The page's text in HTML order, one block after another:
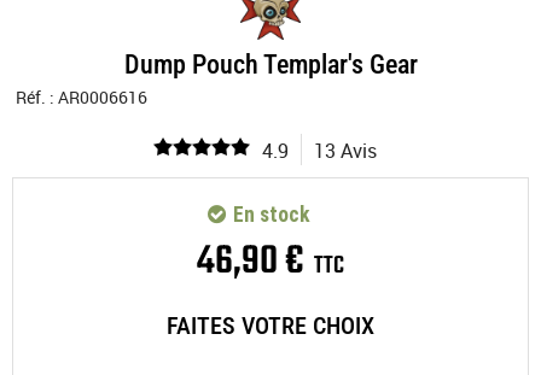
Dump Pouch Templar's Gear
Réf. : AR0006616
4.9 13 Avis
46,90€ TTC
FAITES VOTRE CHOIX
En stock